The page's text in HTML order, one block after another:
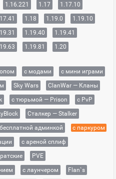
1.16.221 1.17
1.17.10
1.18 1.19.0
1.19.10
1.19.40
1.19.41
1.19.81 1.20
с модами
с мини играми
Sky Wars
ClanWar — Кланы
с тюрьмой — Prison
с PvP
Сталкер — Stalker
админкой
с паркуром
с ареной сплиф
PVE
с лаунчером
Flan`s